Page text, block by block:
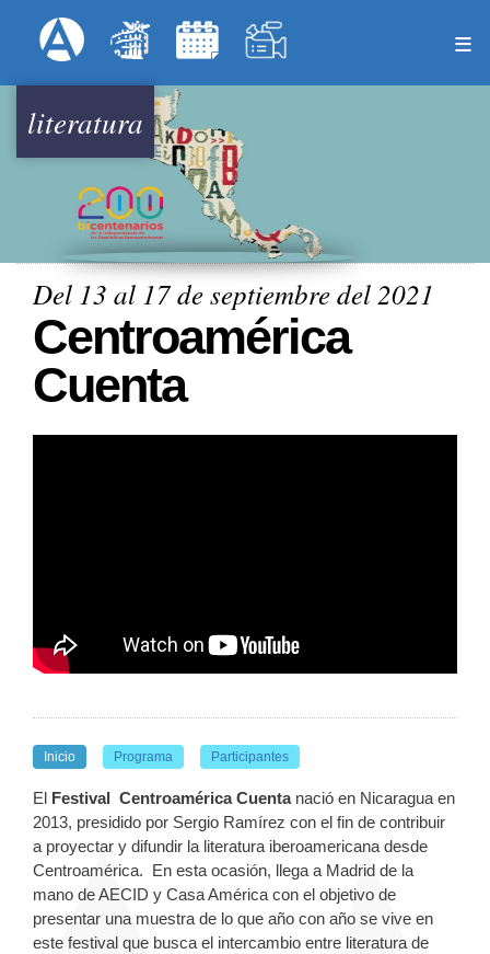
al
Menú Superior
literatura
Del 13 al 17 de septiembre del 2021
Centroamérica
Cuenta
Inicio Programa Participantes
El Festival Centroamérica Cuentanació en Nicaragua en
2013, presidido por Sergio Ramírez con el fin de contribuir
a proyectar y difundir la literatura iberoamericana desde
Centroamérica. En esta ocasión, llega a Madrid de la
mano de AECID y Casa América con el objetivo de
presentar una muestra de lo que año con año se vive en
este festival que busca el intercambio entre literatura de